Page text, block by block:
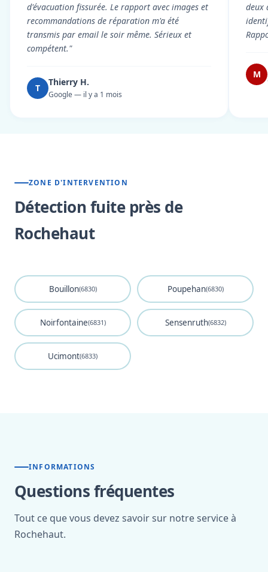
d'évacuation fissurée. Le rapport avec images et
recommandations de réparation m'a été
transmis par email le soir même. Sérieux et
compétent."
T
Thierry H.
Google — il y a 1 mois
deux
M
ZONE D'INTERVENTION
Détection fuite près de
Rochehaut
Bouillon(6830) Poupehan(6830)
Noirfontaine(6831) Sensenruth(6832)
Ucimont(6833)
INFORMATIONS
Questions fréquentes
Tout ce que vous devez savoir sur notre service à
Rochehaut.